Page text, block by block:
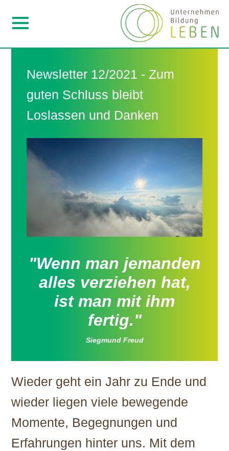
Newsletter 12/2021 - Zum
guten Schluss bleibt
Loslassen und Danken
"Wenn man jemanden
alles verziehen hat,
ist man mit ihm
fertig."
Siegmund Freud
Wieder geht ein Jahr zu Ende und
wieder liegen viele bewegende
Momente, Begegnungen und
Erfahrungen hinter uns. Mit dem